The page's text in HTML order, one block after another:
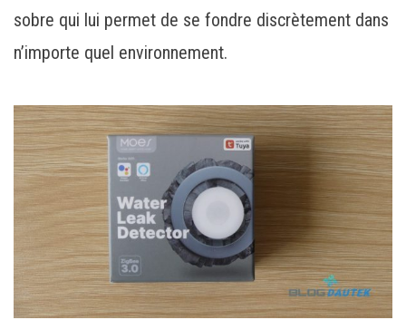
sobre qui lui permet de se fondre discrètement dans
n’importe quel environnement.